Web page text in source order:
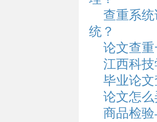
查重系
统？
论文查
江西科
毕业论
论文怎
商品检